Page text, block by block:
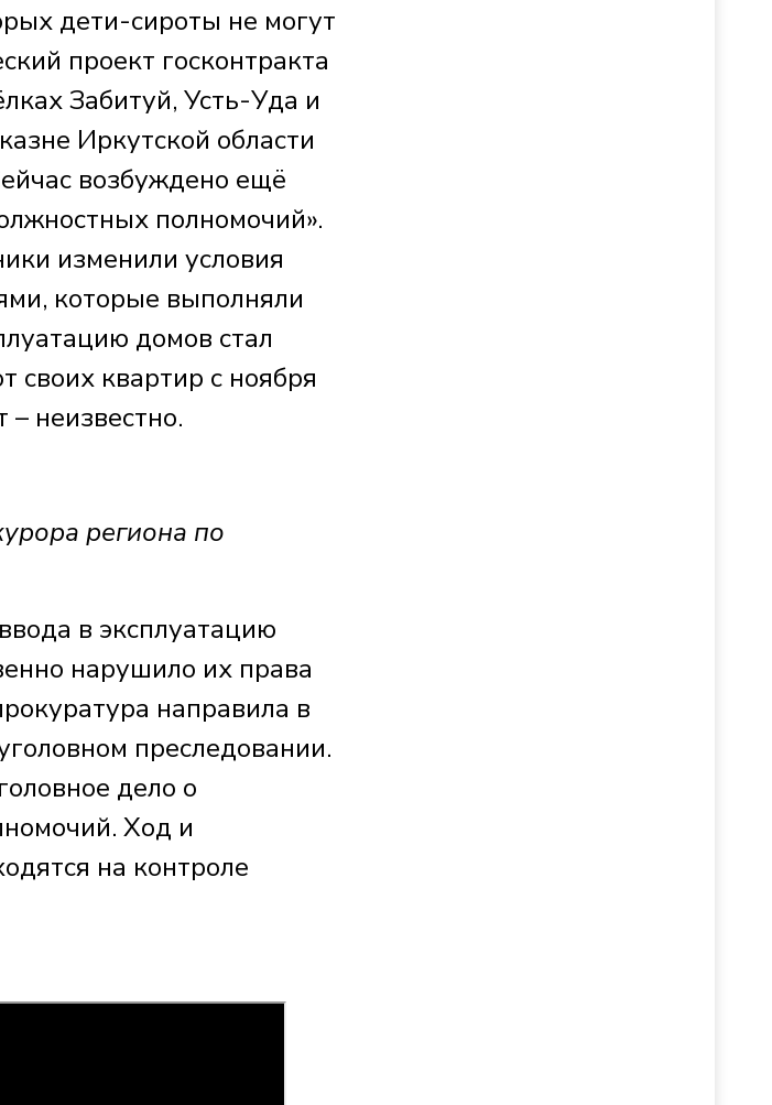
дети-сироты не могут
проект госконтракта
Забитуй, Усть-Уда и
Иркутской области
возбуждено ещё
полномочий».
изменили условия
которые выполняли
домов стал
своих квартир с ноября
неизвестно.
региона по
в эксплуатацию
нарушило их права
направила в
преследовании.
дело о
Ход и
на контроле